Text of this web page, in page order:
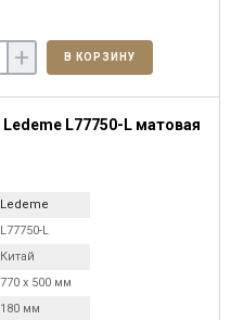
+ В КОРЗИНУ
L77750-L матовая
Ledeme
L77750-L
Китай
770 х 500 мм
180 мм